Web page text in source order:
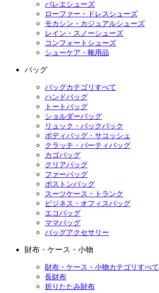
バレエシューズ
ローファー・ドレスシューズ
モカシン・カジュアルシューズ
レイン・スノーシューズ
コンフォートシューズ
シューケア・靴用品
バッグ
バッグカテゴリすべて
ハンドバッグ
トートバッグ
ショルダーバッグ
リュック・バックパック
ボディバッグ・サコッシュ
クラッチ・パーティバッグ
カゴバッグ
クリアバッグ
ファーバッグ
ボストンバッグ
スーツケース・トランク
ビジネス・オフィスバッグ
エコバッグ
ママバッグ
バッグアクセサリー
財布・ケース・小物
財布・ケース・小物カテゴリすべて
長財布
折りたたみ財布